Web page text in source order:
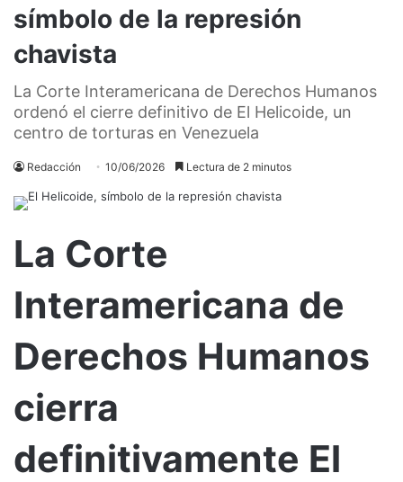
símbolo de la represión
chavista
La Corte Interamericana de Derechos Humanos
ordenó el cierre definitivo de El Helicoide, un
centro de torturas en Venezuela
Redacción 10/06/2026 Lectura de 2 minutos
La Corte
Interamericana de
Derechos Humanos
cierra
definitivamente El